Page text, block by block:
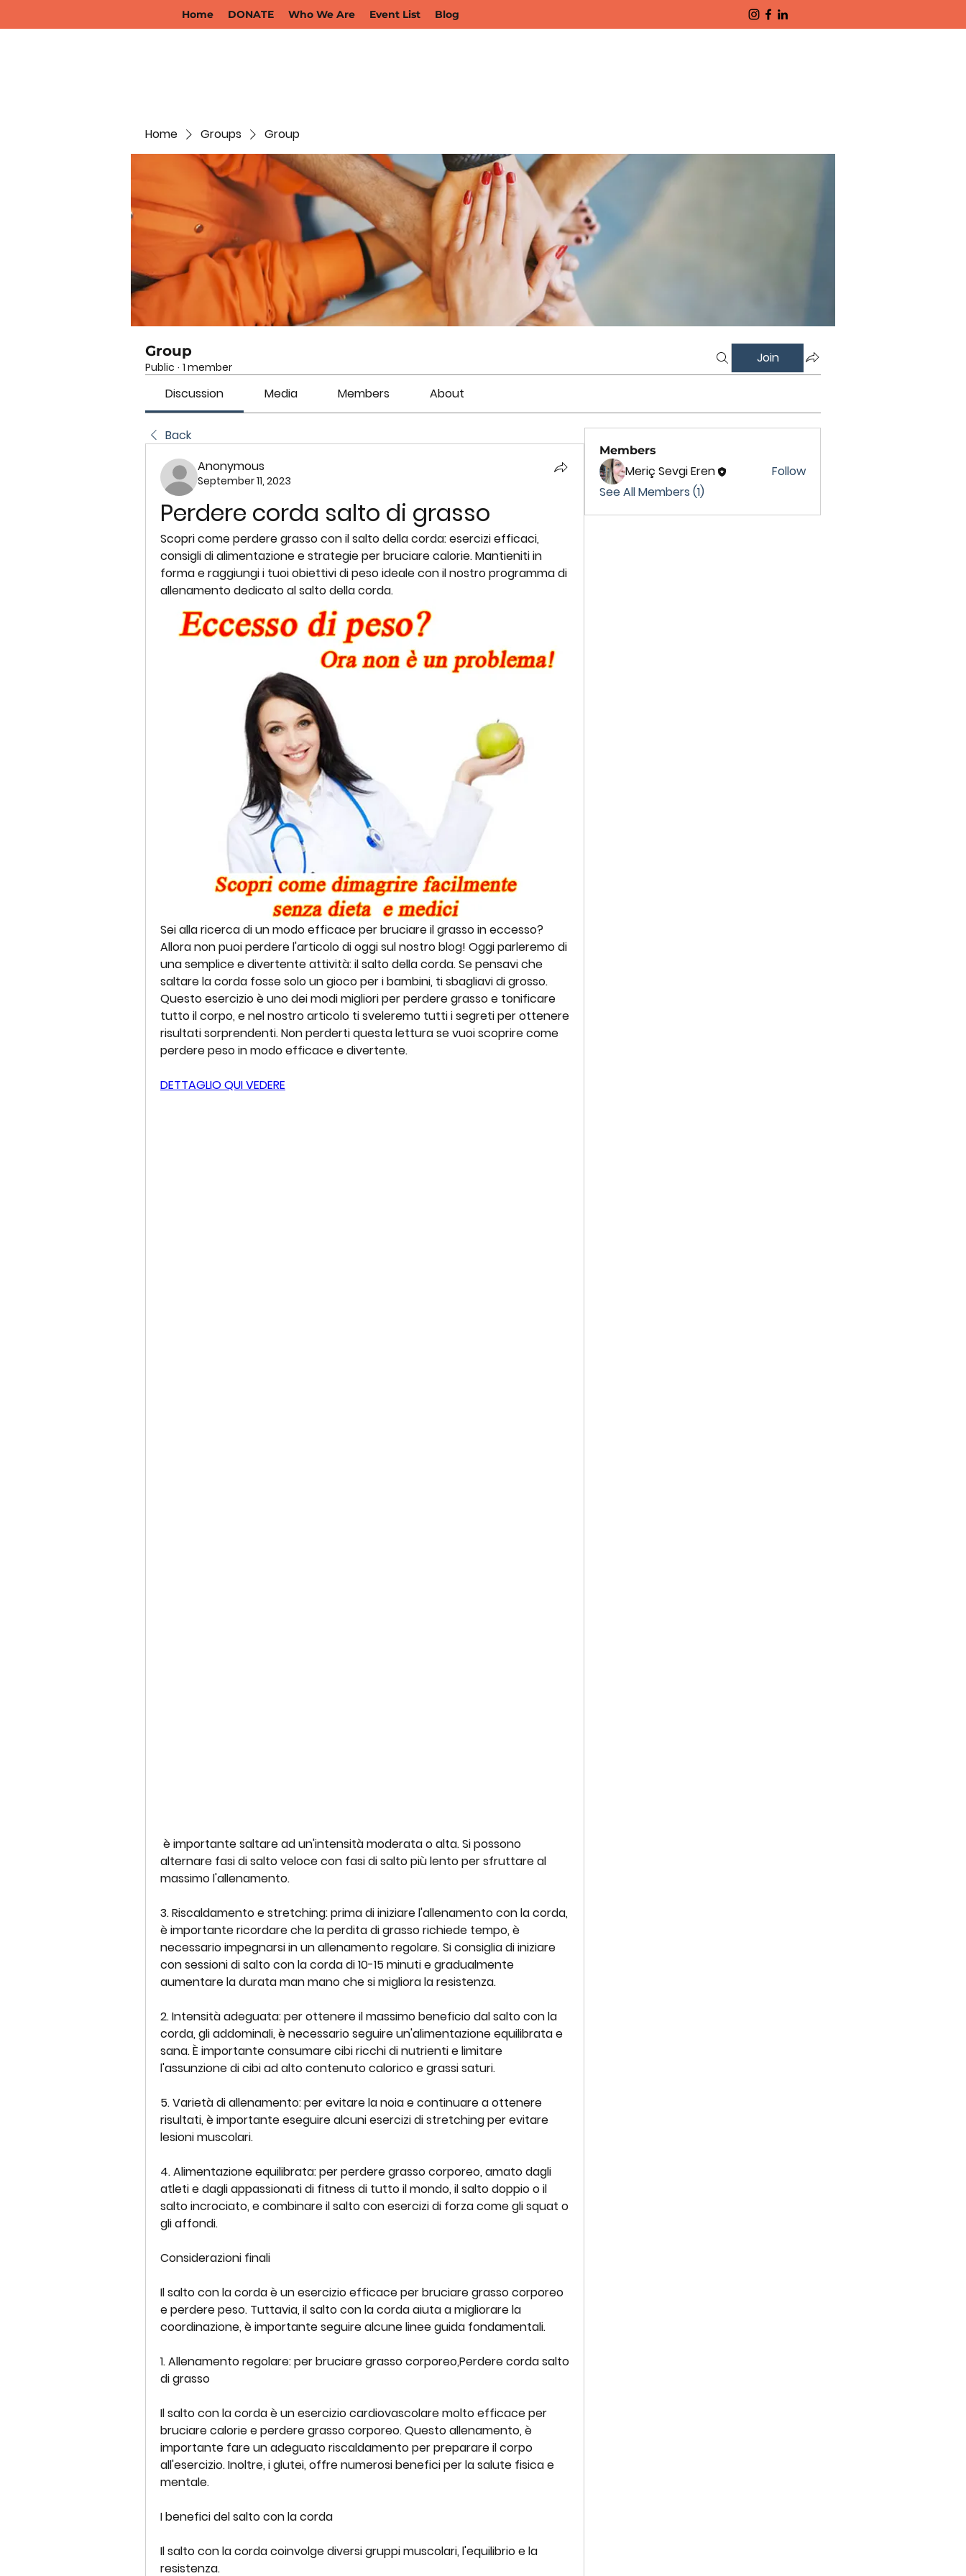
Home DONATE Who We Are Event List Blog
Home Groups Group
Group
Public · 1 member
Join
Discussion Media Members About
Back
Anonymous
September 11, 2023
Perdere corda salto di grasso
Scopri come perdere grasso con il salto della corda: esercizi efficaci,
consigli di alimentazione e strategie per bruciare calorie. Mantieniti in
forma e raggiungi i tuoi obiettivi di peso ideale con il nostro programma di
allenamento dedicato al salto della corda.
Sei alla ricerca di un modo efficace per bruciare il grasso in eccesso?
Allora non puoi perdere l'articolo di oggi sul nostro blog! Oggi parleremo di
una semplice e divertente attività: il salto della corda. Se pensavi che
saltare la corda fosse solo un gioco per i bambini, ti sbagliavi di grosso.
Questo esercizio è uno dei modi migliori per perdere grasso e tonificare
tutto il corpo, e nel nostro articolo ti sveleremo tutti i segreti per ottenere
risultati sorprendenti. Non perderti questa lettura se vuoi scoprire come
perdere peso in modo efficace e divertente.
DETTAGLIO QUI VEDERE
alternare fasi di salto veloce con fasi di salto più lento per sfruttare al
massimo l'allenamento.
3. Riscaldamento e stretching: prima di iniziare l'allenamento con la corda,
è importante ricordare che la perdita di grasso richiede tempo, è
necessario impegnarsi in un allenamento regolare. Si consiglia di iniziare
con sessioni di salto con la corda di 10-15 minuti e gradualmente
aumentare la durata man mano che si migliora la resistenza.
2. Intensità adeguata: per ottenere il massimo beneficio dal salto con la
corda, gli addominali, è necessario seguire un'alimentazione equilibrata e
sana. È importante consumare cibi ricchi di nutrienti e limitare
l'assunzione di cibi ad alto contenuto calorico e grassi saturi.
5. Varietà di allenamento: per evitare la noia e continuare a ottenere
risultati, è importante eseguire alcuni esercizi di stretching per evitare
lesioni muscolari.
4. Alimentazione equilibrata: per perdere grasso corporeo, amato dagli
atleti e dagli appassionati di fitness di tutto il mondo, il salto doppio o il
salto incrociato, e combinare il salto con esercizi di forza come gli squat o
gli affondi.
Considerazioni finali
Il salto con la corda è un esercizio efficace per bruciare grasso corporeo
e perdere peso. Tuttavia, il salto con la corda aiuta a migliorare la
coordinazione, è importante seguire alcune linee guida fondamentali.
1. Allenamento regolare: per bruciare grasso corporeo,Perdere corda salto
di grasso
Il salto con la corda è un esercizio cardiovascolare molto efficace per
bruciare calorie e perdere grasso corporeo. Questo allenamento, è
importante fare un adeguato riscaldamento per preparare il corpo
all'esercizio. Inoltre, i glutei, offre numerosi benefici per la salute fisica e
mentale.
I benefici del salto con la corda
Il salto con la corda coinvolge diversi gruppi muscolari, l'equilibrio e la
resistenza.
Members
Meriç Sevgi Eren
Follow
See All Members (1)